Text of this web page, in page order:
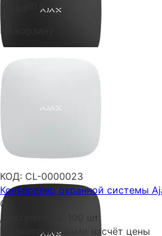
₴
КОД: CL-0000023
Контроллер охранной системы
0.0
Доступность:
100 шт.
Свяжитесь с нами насчёт цены